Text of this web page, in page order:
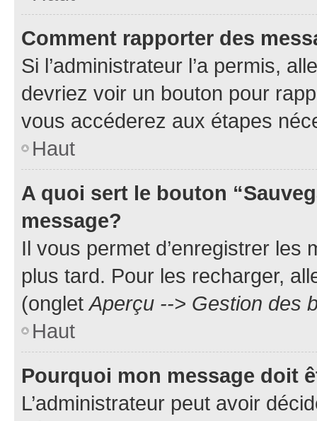
Comment rapporter des
Si l’administrateur l’a permis,
devriez voir un bouton pour
vous accéderez aux étapes
Haut
A quoi sert le bouton
message?
Il vous permet d’enregistrer
plus tard. Pour les recharger,
(ongletAperçu --> Gestion des
Haut
Pourquoi mon message doit
L’administrateur peut avoir